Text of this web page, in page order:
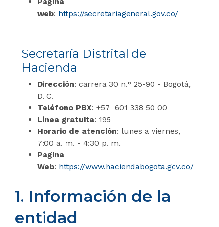
1. Información de la
entidad
web: https://secretariageneral.gov.co/
Secretaría Distrital de
Hacienda
Dirección: carrera 30 n.° 25-90 - Bogotá,
D. C.
Teléfono PBX: +57 601 338 50 00
Línea gratuita: 195
Horario de atención: lunes a viernes,
7:00 a. m. - 4:30 p. m.
Pagina
Web: https://www.haciendabogota.gov.co/